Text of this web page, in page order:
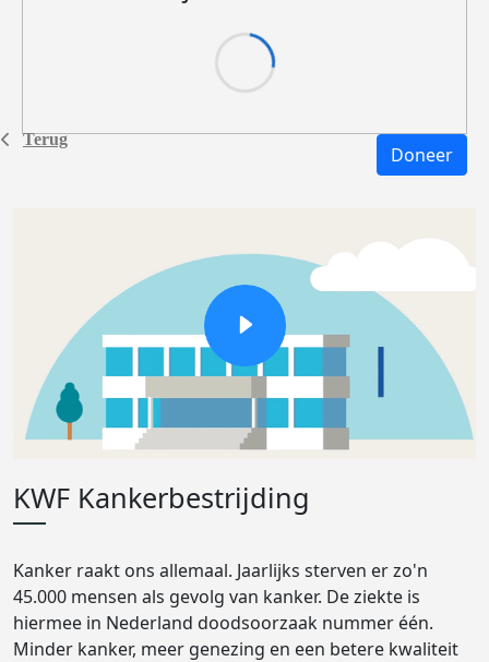
Terug
Doneer
KWF Kankerbestrijding
Kanker raakt ons allemaal. Jaarlijks sterven er zo'n
45.000 mensen als gevolg van kanker. De ziekte is
hiermee in Nederland doodsoorzaak nummer één.
Minder kanker, meer genezing en een betere kwaliteit